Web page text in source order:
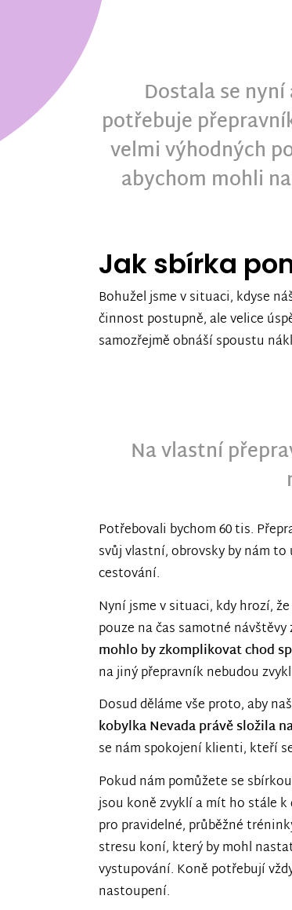
Dostala se
potřebuje
velmi výhodných
abychom mohli
Jak sbírka
Bohužel jsme v situaci, kdyse
činnost postupně, ale velice
samozřejmě obnáší spoustu
Na vlastní
Potřebovali bychom 60 tis.
svůj vlastní, obrovsky by nám
cestování.
Nyní jsme v situaci, kdy hrozí,
pouze na čas samotné
mohlo by zkomplikovat chod
na jiný přepravník nebudou
Dosud děláme vše proto, aby
kobylka Nevada právě složila
se nám spokojení klienti, kteří
Pokud nám pomůžete se
jsou koně zvyklí a mít ho stále
pro pravidelné, průběžné
stresu koní, který by mohl
vystupování. Koně potřebují
nastoupení.